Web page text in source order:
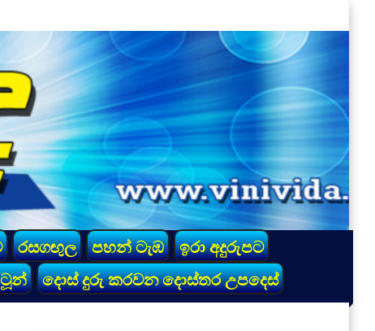
රසගඟුල පහන් ටැඹ
ඉරා අදුරුපට
දොස් දුරු කරවන දොස්තර උපදෙස්